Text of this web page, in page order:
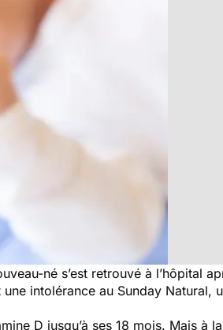
né s’est retrouvé à l’hôpital
intolérance au Sunday Natural,
D jusqu’à ses 18 mois. Mais à